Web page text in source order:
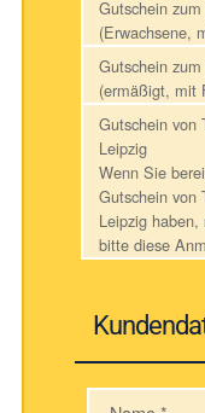
Gutschein
(Erwachsene,
Gutschein
(ermäßigt, mit
Gutschein von
Leipzig
Wenn Sie
Gutschein von
Leipzig
bitte diese